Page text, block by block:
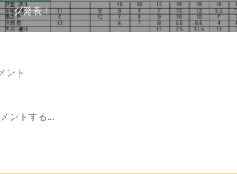
グ発表！
ント